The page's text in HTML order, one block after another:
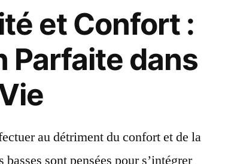
et Confort :
Parfaite dans
au détriment du confort et de la
sont pensées pour s’intégrer